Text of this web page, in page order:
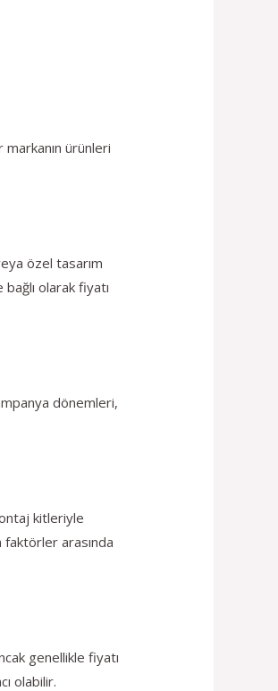
ürünleri
özel tasarım
olarak fiyatı
dönemleri,
kitleriyle
arasında
genellikle fiyatı
olabilir.